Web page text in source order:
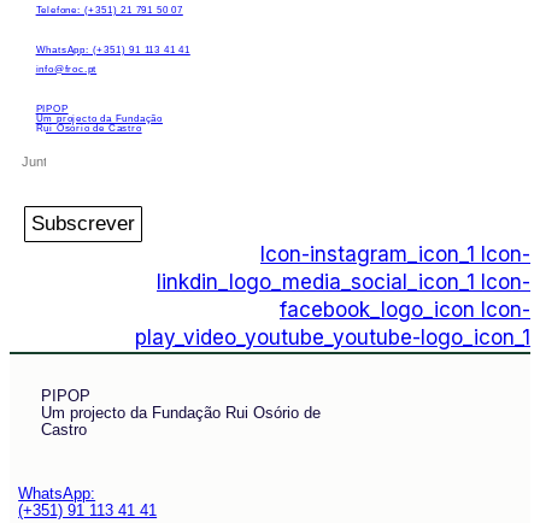
Telefone: (+351) 21 791 50 07
WhatsApp: (+351) 91 113 41 41
info@froc.pt
PIPOP
Um projecto da Fundação
Rui Osório de Castro
Subscrever
Icon-instagram_icon_1 Icon-
linkdin_logo_media_social_icon_1 Icon-
facebook_logo_icon Icon-
play_video_youtube_youtube-logo_icon_1
PIPOP
Um projecto da Fundação Rui Osório de
Castro
WhatsApp:
(+351) 91 113 41 41